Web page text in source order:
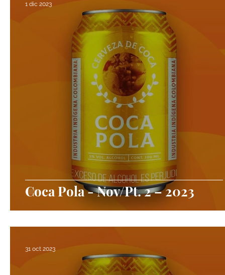
Coca Pola - Nov/Pt. 2 – 2023
1 dic 2023
31 oct 2023